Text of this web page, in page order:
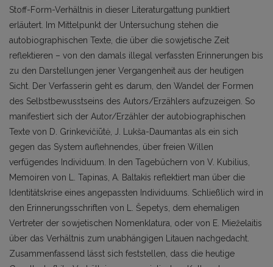
Stoff-Form-Verhältnis in die­ser Literaturgattung punktiert
erläutert. Im Mittel­punkt der Untersuchung stehen die
autobiographis­chen Texte, die über die sowjetische Zeit
reflektieren – von den damals illegal verfassten Erinnerungen bis
zu den Darstellungen jener Vergangenheit aus der heutigen
Sicht. Der Verfasserin geht es darum, den Wandel der Formen
des Selbstbewusstseins des Au­tors/Erzählers aufzuzeigen. So
manifestiert sich der Autor/Erzähler der autobiographischen
Texte von D. Grinkevičiūtė, J. Lukša-Daumantas als ein sich
gegen das System auflehnendes, über freien Willen
verfügendes Individuum. In den Tagebüchern von V. Kubilius,
Memoiren von L. Tapinas, A. Baltakis reflektiert man über die
Identitätskrise eines ange­passten Individuums. Schließlich wird in
den Erin­nerungsschriften von L. Šepetys, dem ehemaligen
Vertreter der sowjetischen Nomenklatura, oder von E. Mieželaitis
über das Verhältnis zum unabhängigen Litauen nachgedacht.
Zusammenfassend lässt sich feststellen, dass die heutige